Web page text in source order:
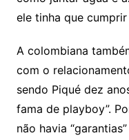
ele tinha que
A colombiana
com o
sendo Piqué dez
fama de playboy”.
não havia